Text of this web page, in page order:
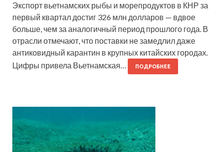
Экспорт вьетнамских рыбы и морепродуктов в КНР за
первый квартал достиг 326 млн долларов — вдвое
больше, чем за аналогичный период прошлого года. В
отрасли отмечают, что поставки не замедлил даже
антиковидный карантин в крупных китайских городах.
Цифры привела Вьетнамская…
ПОДРОБНЕЕ